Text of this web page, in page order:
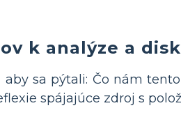
k analýze a
aby sa pýtali: Čo nám
spájajúce zdroj s